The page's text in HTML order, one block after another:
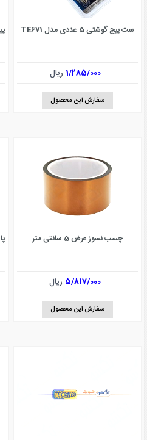
ست پیچ گوشتی 5 عددی مدل TE671
1/285/000 ریال
سفارش این محصول
چسب نسوز عرض 5 سانتی متر
5/817/000 ریال
سفارش این محصول